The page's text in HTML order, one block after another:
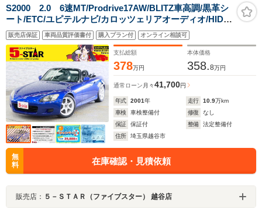
S2000 2.0 6速MT/Prodrive17AW/BLITZ車高調/黒革シ
ート/ETC/ユピテルナビ/カロッツェリアオーディオ/HIDヘ
ッドライト
販売店保証 車両品質評価書付 購入プラン付 オンライン相談可
支払総額
378万円
本体価格
358.8万円
通常ローン 月々41,700円
年式 2001年 走行 10.9万km
車検
車検整備付 修復
なし
保証
保証付 整備
法定整備付
住所
埼玉県越谷市
無
料
在庫確認・見積依頼
販売店： ５－ＳＴＡＲ（ファイブスター） 越谷店